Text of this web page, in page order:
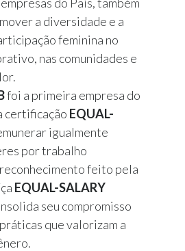
a diversidade e a
feminina no
nas comunidades e
foi a primeira empresa do
certificação EQUAL-
igualmente
por trabalho
feito pela
EQUAL-SALARY
seu compromisso
que valorizam a